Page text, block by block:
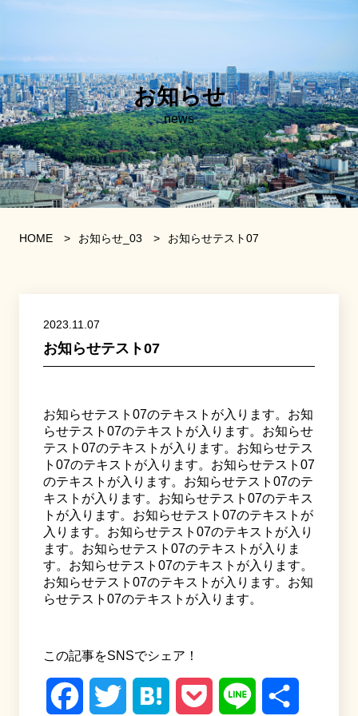
お知らせ
news
HOME > お知らせ_03 > お知らせテスト07
2023.11.07
お知らせテスト07
お知らせテスト07のテキストが入ります。お知
らせテスト07のテキストが入ります。お知らせ
テスト07のテキストが入ります。お知らせテス
ト07のテキストが入ります。お知らせテスト07
のテキストが入ります。お知らせテスト07のテ
キストが入ります。お知らせテスト07のテキス
トが入ります。お知らせテスト07のテキストが
入ります。お知らせテスト07のテキストが入り
ます。お知らせテスト07のテキストが入りま
す。お知らせテスト07のテキストが入ります。
お知らせテスト07のテキストが入ります。お知
らせテスト07のテキストが入ります。
この記事をSNSでシェア！
FacebookTwitter Hatena Pocket Line